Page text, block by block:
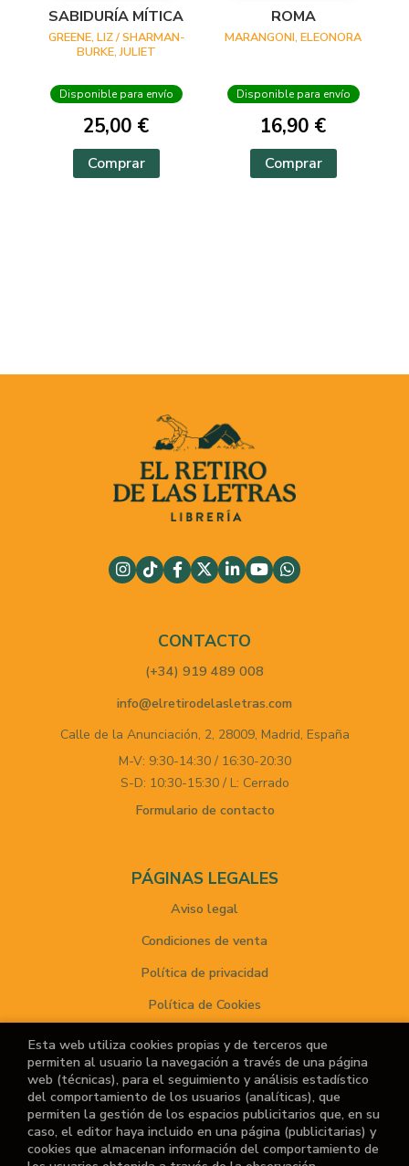
SABIDURÍA MÍTICA
GREENE, LIZ / SHARMAN-
BURKE, JULIET
Disponible para envío
25,00 €
Comprar
ROMA
MARANGONI, ELEONORA
Disponible para envío
16,90 €
Comprar
CONTACTO
(+34) 919 489 008
info@elretirodelasletras.com
Calle de la Anunciación, 2, 28009, Madrid, España
M-V: 9:30-14:30 / 16:30-20:30
S-D: 10:30-15:30 / L: Cerrado
Formulario de contacto
PÁGINAS LEGALES
Aviso legal
Condiciones de venta
Política de privacidad
Política de Cookies
ATENCIÓN AL CLIENTE
Quiénes somos
Noticias
Esta web utiliza cookies propias y de terceros que
permiten al usuario la navegación a través de una página
web (técnicas), para el seguimiento y análisis estadístico
del comportamiento de los usuarios (analíticas), que
permiten la gestión de los espacios publicitarios que, en su
caso, el editor haya incluido en una página (publicitarias) y
cookies que almacenan información del comportamiento de